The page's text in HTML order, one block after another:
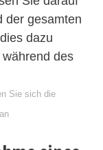
der gesamten
dazu
des
Sie sich die